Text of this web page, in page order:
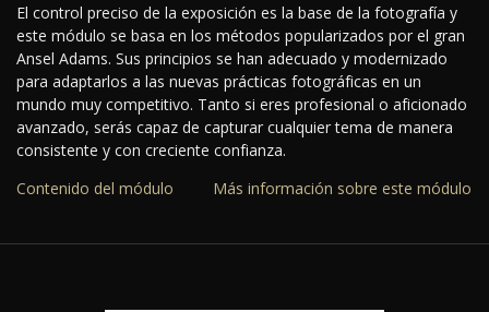
El control preciso de la exposición es la base de la fotografía y
este módulo se basa en los métodos popularizados por el gran
Ansel Adams. Sus principios se han adecuado y modernizado
para adaptarlos a las nuevas prácticas fotográficas en un
mundo muy competitivo. Tanto si eres profesional o aficionado
avanzado, serás capaz de capturar cualquier tema de manera
consistente y con creciente confianza.
Contenido del módulo
Más información sobre este módulo